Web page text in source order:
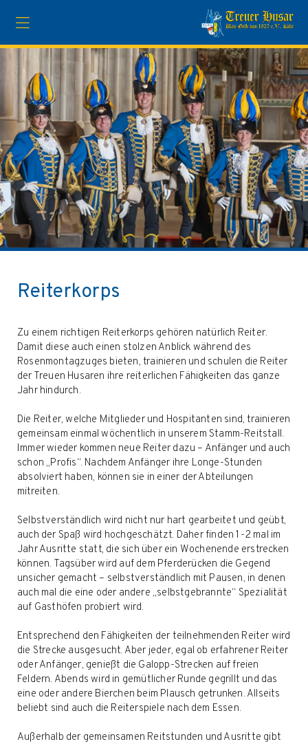
Reiterkorps
Zu einem richtigen Reiterkorps gehören natürlich Reiter.
Damit diese auch einen stolzen Anblick während des
Rosenmontagzuges bieten, trainieren und schulen die Reiter
der Treuen Husaren ihre reiterlichen Fähigkeiten das ganze
Jahr hindurch.
Die Reiter, welche Mitglieder und Hospitanten sind, trainieren
gemeinsam einmal wöchentlich in unserem Stamm-Reitstall.
Immer wieder kommen neue Reiter dazu – Anfänger und auch
schon „Profis“. Nachdem Anfänger ihre Longe-Stunden
absolviert haben, können sie in einer der Abteilungen
mitreiten.
Selbstverständlich wird nicht nur hart gearbeitet und geübt,
auch der Spaß wird hochgeschätzt. Daher finden 1-2 mal im
Jahr Ausritte statt, die sich über ein Wochenende erstrecken
können. Tagsüber wird auf dem Pferderücken die Gegend
unsicher gemacht – selbstverständlich mit Pausen, in denen
auch mal die eine oder andere „selbstgebrannte“ Spezialität
auf Gasthöfen probiert wird.
Entsprechend den Fähigkeiten der teilnehmenden Reiter wird
die Strecke ausgesucht. Aber jeder, egal ob erfahrener Reiter
oder Anfänger, genießt die Galopp-Strecken auf freien
Feldern. Abends wird in gemütlicher Runde gegrillt und das
eine oder andere Bierchen beim Plausch getrunken. Allseits
beliebt sind auch die Reiterspiele nach dem Essen.
Außerhalb der gemeinsamen Reitstunden und Ausritte gibt